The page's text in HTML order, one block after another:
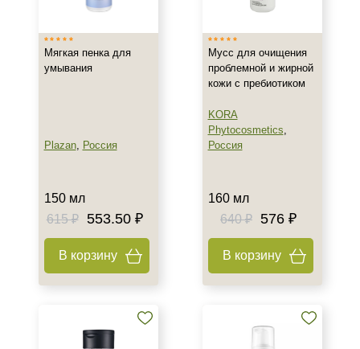
Россия
Тип товара
Мусс
Класс косметики
Профессиональная
Тип кожи
Мягкая пенка для
умывания
Plazan, Россия
150 мл
615 ₽
553.50 ₽
В корзину
Мусс для очищения
проблемной и жирной
кожи с пребиотиком
KORA
Phytocosmetics,
Россия
160 мл
640 ₽ 576 ₽
В корзину